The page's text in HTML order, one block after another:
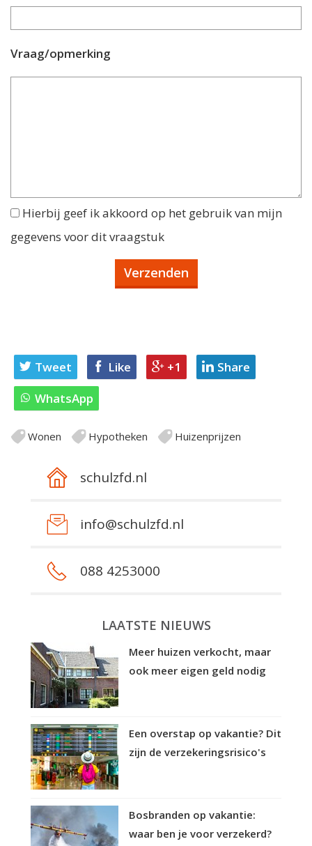
Vraag/opmerking
Hierbij geef ik akkoord op het gebruik van mijn
gegevens voor dit vraagstuk
Tweet Like +1
Share
WhatsApp
Wonen Hypotheken Huizenprijzen
schulzfd.nl
info@schulzfd.nl
088 4253000
LAATSTE NIEUWS
Meer huizen verkocht, maar
ook meer eigen geld nodig
Een overstap op vakantie? Dit
zijn de verzekeringsrisico's
Bosbranden op vakantie:
waar ben je voor verzekerd?